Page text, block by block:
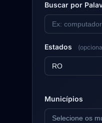
Buscar por
Estados
RO
Municípios
Selecione os